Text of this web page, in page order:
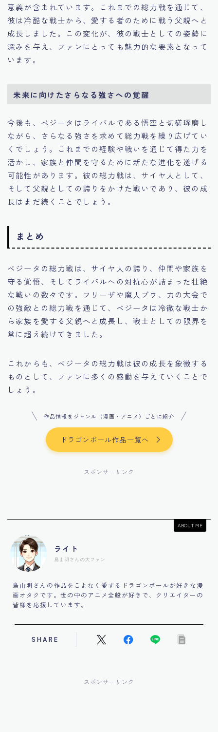
意義が含まれています。これまでの総力戦を通じて、
彼は冷酷な戦士から、愛する者のために戦う父親へと
成長しました。この変化が、彼の戦士としての姿勢に
深みを与え、ファンにとっても魅力的な要素となって
います。
未来に向けたさらなる強さへの覚醒
今後も、ベジータはライバルである悟空と切磋琢磨し
ながら、さらなる強さを求めて総力戦を繰り広げてい
くでしょう。これまでの経験や戦いを通じて得た力を
活かし、家族と仲間を守るために新たな進化を遂げる
可能性があります。彼の総力戦は、サイヤ人として、
そして父親としての誇りをかけた戦いであり、彼の成
長はまだ続くことでしょう。
まとめ
ベジータの総力戦は、サイヤ人の誇り、仲間や家族を
守る覚悟、そしてライバルへの対抗心が詰まった壮絶
な戦いの数々です。フリーザや魔人ブウ、力の大会で
の強敵との総力戦を通じて、ベジータは冷徹な戦士か
ら家族を愛する父親へと成長し、戦士としての限界を
常に超え続けてきました。
これからも、ベジータの総力戦は彼の成長を象徴する
ものとして、ファンに多くの感動を与えていくことで
しょう。
作品情報をジャンル（漫画・アニメ）ごとに紹介
ドラゴンボール作品一覧へ
スポンサーリンク
ABOUT ME
ライト
鳥山明さんの大ファン
鳥山明さんの作品をこよなく愛するドラゴンボールが好きな漫
画オタクです。世の中のアニメ全般が好きで、クリエイターの
皆様を応援しています。
SHARE
スポンサーリンク